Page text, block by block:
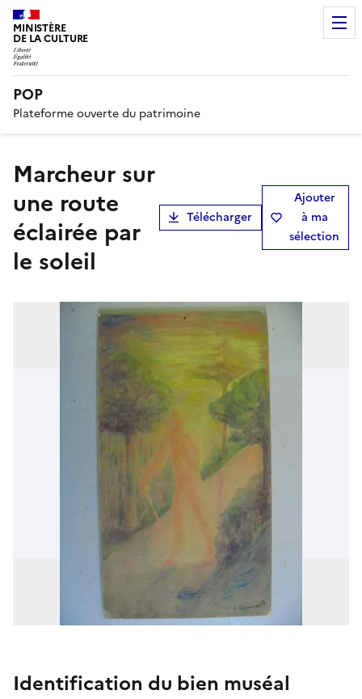
MINISTÈRE
DE LA CULTURE
POP
Plateforme ouverte du patrimoine
Marcheur sur
une route
éclairée par
le soleil
Télécharger
Ajouter
à ma
sélection
Identification du bien muséal